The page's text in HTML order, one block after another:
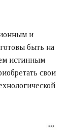
и
быть на
истинным
свои